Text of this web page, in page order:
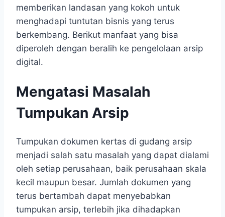
memberikan landasan yang kokoh untuk
menghadapi tuntutan bisnis yang terus
berkembang. Berikut manfaat yang bisa
diperoleh dengan beralih ke pengelolaan arsip
digital.
Mengatasi Masalah
Tumpukan Arsip
Tumpukan dokumen kertas di gudang arsip
menjadi salah satu masalah yang dapat dialami
oleh setiap perusahaan, baik perusahaan skala
kecil maupun besar. Jumlah dokumen yang
terus bertambah dapat menyebabkan
tumpukan arsip, terlebih jika dihadapkan